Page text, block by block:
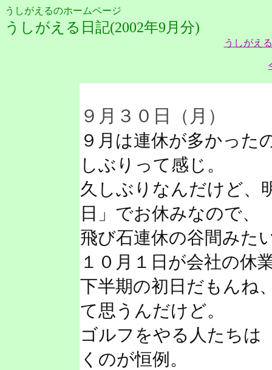
うしがえるのホームページ
うしがえる日記(2002年9月分)
うしがえ
９月３０日（月）
９月は連休が多かった
しぶりって感じ。
久しぶりなんだけど、
日」でお休みなので、
飛び石連休の谷間みた
１０月１日が会社の休
下半期の初日だもんね
て思うんだけど。
ゴルフをやる人たちは
くのが恒例。